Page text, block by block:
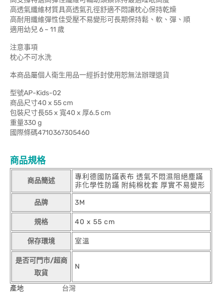
高透氣纖維材質具高透氣孔徑舒適不悶讓枕心保持乾燥
高耐用纖維彈性佳受壓不易變形可長期保持鬆、軟、彈、順
適用幼兒 6 ~ 11 歲
注意事項
枕心不可水洗
本商品屬個人衛生用品一經拆封使用恕無法辦理退貨
型號AP-Kids-02
商品尺寸40 x 55 cm
包裝尺寸長55 x 寬40 x 厚6.5 cm
重量330 g
國際條碼4710367305460
商品規格
商品簡述
專利德國防蹣表布 透氣不悶濕阻絕塵蹣
非化學性防蹣 附純棉枕套 厚實不易變形
品牌 3M
規格 40 x 55 cm
保存環境 室溫
是否可門市/超商
取貨
N
產地 台灣